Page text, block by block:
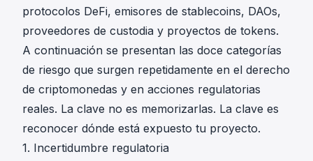
protocolos DeFi, emisores de stablecoins, DAOs,
proveedores de custodia y proyectos de tokens.
A continuación se presentan las doce categorías
de riesgo que surgen repetidamente en el derecho
de criptomonedas y en acciones regulatorias
reales. La clave no es memorizarlas. La clave es
reconocer dónde está expuesto tu proyecto.
1. Incertidumbre regulatoria